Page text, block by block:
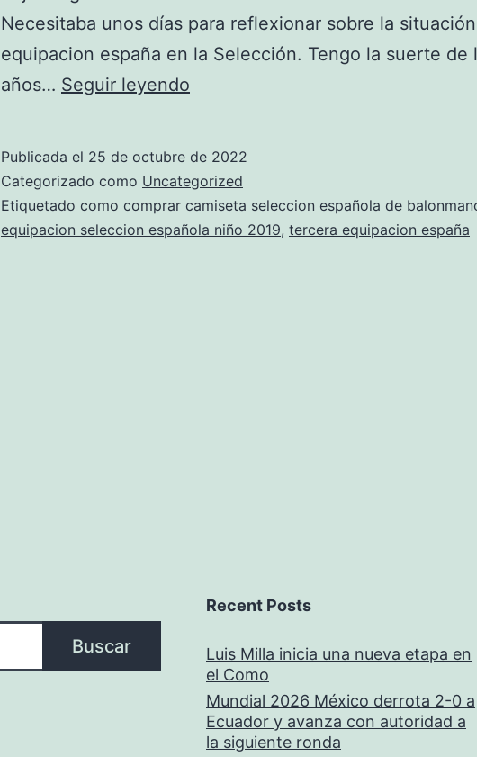
Necesitaba unos días para reflexionar sobre la situación
equipacion españa en la Selección. Tengo la suerte de
años… Seguir leyendo
espaola
para
nios
Publicada el 25 de octubre de 2022
Categorizado como Uncategorized
Etiquetado como comprar camiseta seleccion española de
equipacion seleccion española niño 2019, tercera equipacion españa
Buscar
Recent Posts
Luis Milla inicia una nueva etapa en
el Como
Mundial 2026 México derrota 2-0 a
Ecuador y avanza con autoridad a
la siguiente ronda